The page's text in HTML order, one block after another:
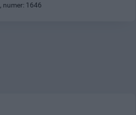
, numer: 1646